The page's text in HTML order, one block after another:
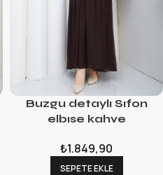
Buzgu detaylı Sıfon
elbıse kahve
₺1.849,90
SEPETE EKLE